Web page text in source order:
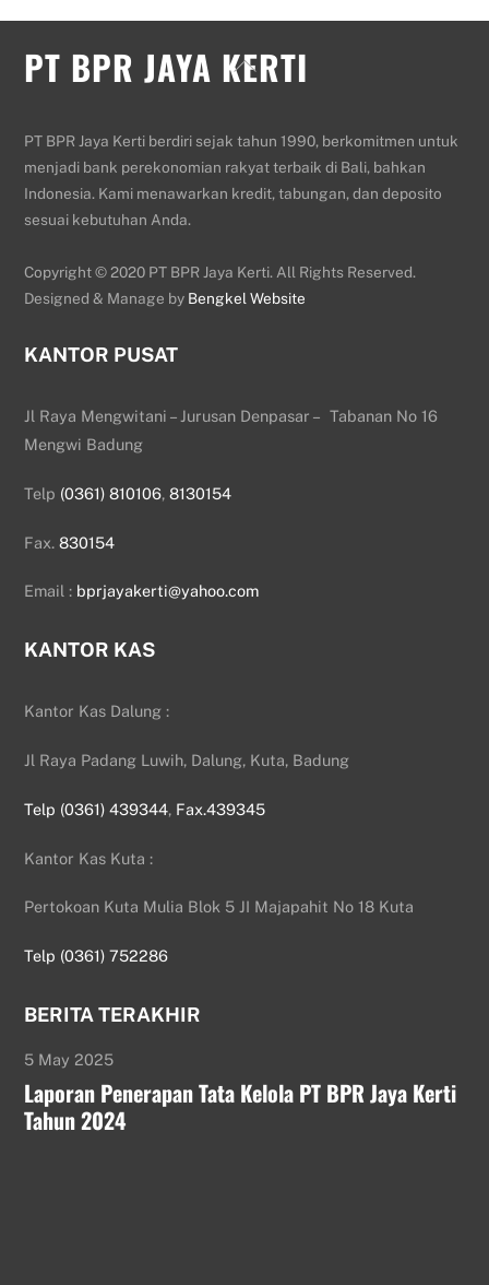
Back
PT BPR JAYA KERTI
PT BPR Jaya Kerti berdiri sejak tahun 1990, berkomitmen untuk
menjadi bank perekonomian rakyat terbaik di Bali, bahkan
Indonesia. Kami menawarkan kredit, tabungan, dan deposito
sesuai kebutuhan Anda.
Copyright © 2020 PT BPR Jaya Kerti. All Rights Reserved.
Designed & Manage by Bengkel Website
KANTOR PUSAT
Jl Raya Mengwitani – Jurusan Denpasar – Tabanan No 16
Mengwi Badung
Telp (0361) 810106,8130154
Fax.830154
Email : bprjayakerti@yahoo.com
KANTOR KAS
Kantor Kas Dalung :
Jl Raya Padang Luwih, Dalung, Kuta, Badung
Telp (0361) 439344, Fax.439345
Kantor Kas Kuta :
Pertokoan Kuta Mulia Blok 5 JI Majapahit No 18 Kuta
Telp (0361) 752286
BERITA TERAKHIR
5 May 2025
Laporan Penerapan Tata Kelola PT BPR Jaya Kerti
Tahun 2024